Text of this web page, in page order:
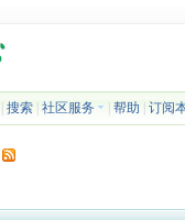
搜索| 社区服务 帮助 订阅